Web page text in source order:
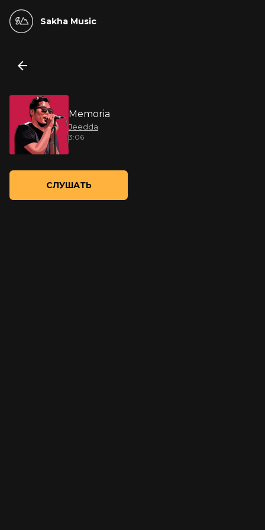
Sakha Music
Memoria
Jeedda
3:06
СЛУШАТЬ